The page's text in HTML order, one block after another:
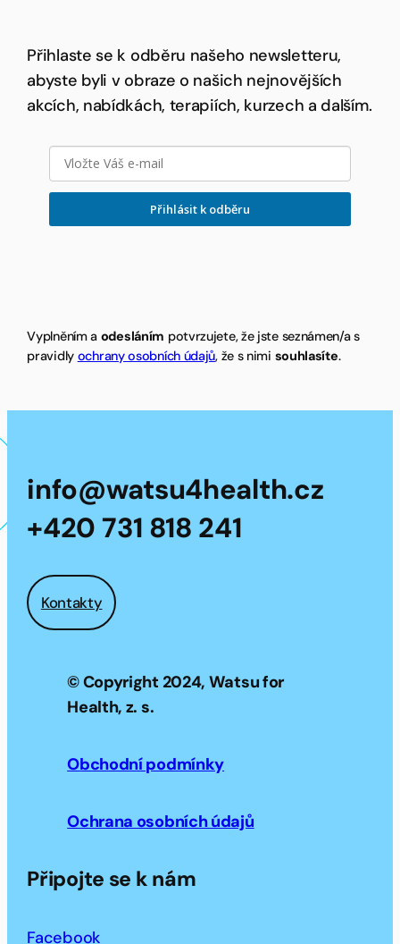
Přihlaste se k odběru našeho newsletteru,
abyste byli v obraze o našich nejnovějších
akcích, nabídkách, terapiích, kurzech a dalším.
Přihlásit k odběru
Vyplněním a odesláním potvrzujete, že jste seznámen/a s
pravidly ochrany osobních údajů, že s nimi souhlasíte.
info@watsu4health.cz
+420 731 818 241
Kontakty
© Copyright 2024, Watsu for
Health, z. s.
Obchodní podmínky
Ochrana osobních údajů
Připojte se k nám
Facebook